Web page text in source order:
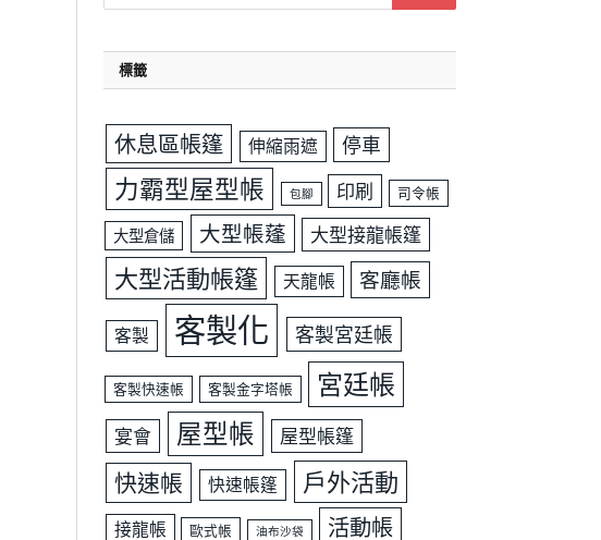
標籤
休息區帳篷 伸縮雨遮 停車
力霸型屋型帳 包腳 印刷 司令帳
大型倉儲 大型帳蓬 大型接龍帳篷
大型活動帳篷 天龍帳 客廳帳
客製 客製化 客製宮廷帳
客製快速帳 客製金字塔帳 宮廷帳
宴會 屋型帳 屋型帳篷
快速帳 快速帳篷 戶外活動
接龍帳 歐式帳 油布沙袋 活動帳